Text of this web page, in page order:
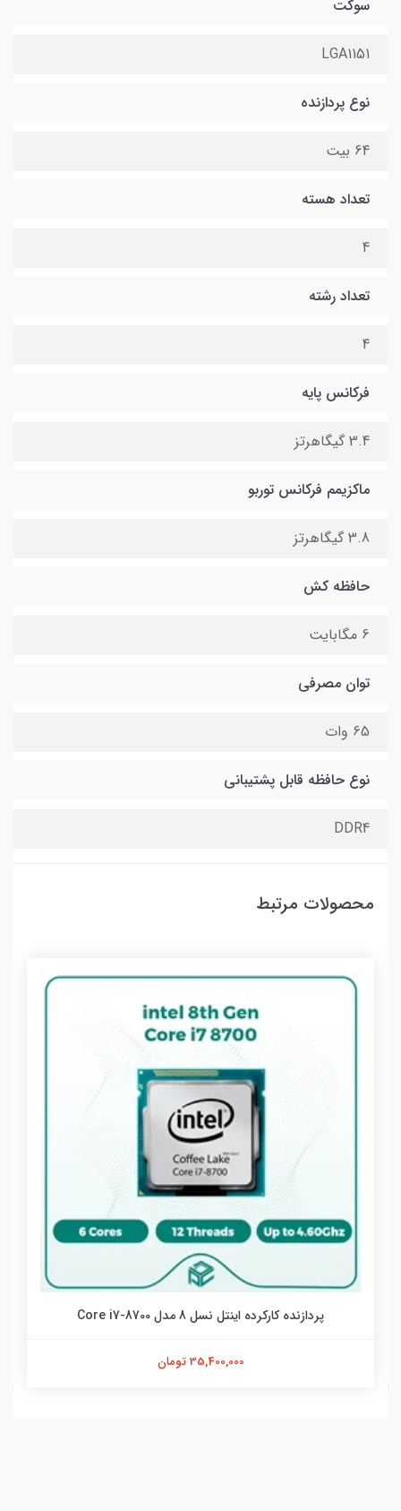
سوکت
LGA1151
نوع پردازنده
64 بیت
تعداد هسته
4
تعداد رشته
4
فرکانس پایه
3.4 گیگاهرتز
ماکزیمم فرکانس توربو
3.8 گیگاهرتز
حافظه کش
6 مگابایت
توان مصرفی
65 وات
نوع حافظه قابل پشتیبانی
DDR4
محصولات مرتبط
پردازنده کارکرده اینتل نسل 8 مدل Core i7-8700
35,400,000 تومان